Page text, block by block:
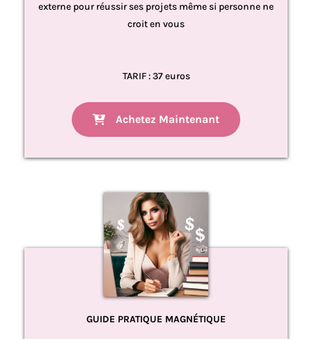
externe pour réussir ses projets même si personne ne
croit en vous
TARIF : 37 euros
Achetez Maintenant
GUIDE PRATIQUE MAGNÉTIQUE